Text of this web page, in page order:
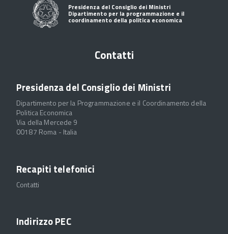
Presidenza del Consiglio dei Ministri
Dipartimento per la programmazione e il
coordinamento della politica economica
Contatti
Presidenza del Consiglio dei Ministri
Dipartimento per la Programmazione e il Coordinamento della
Politica Economica
Via della Mercede 9
00187 Roma - Italia
Recapiti telefonici
Contatti
Indirizzo PEC